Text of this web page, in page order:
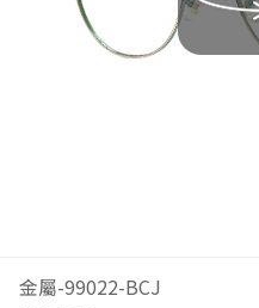
金屬-99022-BCJ